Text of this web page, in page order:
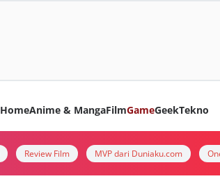
HomeAnime & MangaFilmGameGeekTekno
Review Film MVP dari Duniaku.com